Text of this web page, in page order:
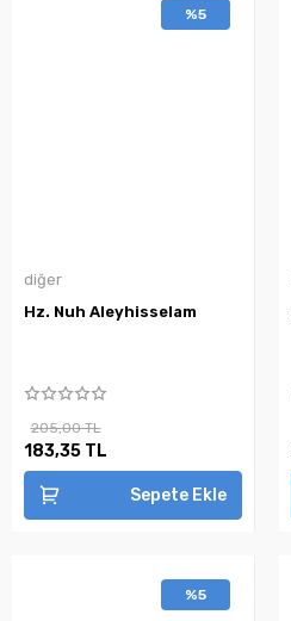
%5
diğer
Hz. Nuh Aleyhisselam
205,00 TL
183,35 TL
Sepete Ekle
%5